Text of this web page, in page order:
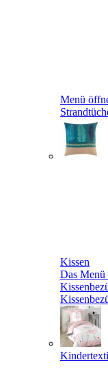
Menü
Kissen
Das Menü